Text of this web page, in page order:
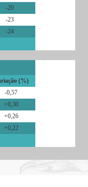
-20
-23
-24
(%)
-0,57
+0,30
+0,26
+0,22